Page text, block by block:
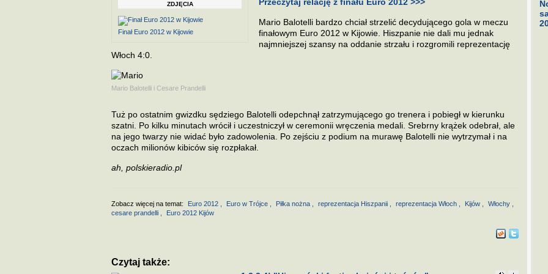
ZDJĘCIA
Finał Euro 2012 w Kijowie
Mario Balotelli bardzo chciał strzelić decydującego gola w meczu
finałowym Euro 2012 w Kijowie. Hiszpanie nie dali mu jednak
najmniejszej szansy na oddanie strzału i rozgromili reprezentację
Włoch 4:0.
Mario Balotelli i Cesare Prandelli
Tuż po ostatnim gwizdku sędziego Balotelli odepchnął zatrzymującego go trenera i pobiegł w kierunku
szatni. Po kilku minutach wrócił i uczestniczył w ceremonii wręczenia medali. Srebrny krążek odebrał, ale
na jego twarzy nie widać było zadowolenia. Po zejściu z podium na murawę Balotelli nie wytrzymał i na
oczach milionów kibiców się rozpłakał.
ah, polskieradio.pl
Zobacz więcej na temat: Euro 2012 Euro w Trójce Piłka nożna reprezentacja Hiszpanii reprezentacja Włoch Kijów Włochy
cesare prandelli
Euro 2012 Kijów
Czytaj także: